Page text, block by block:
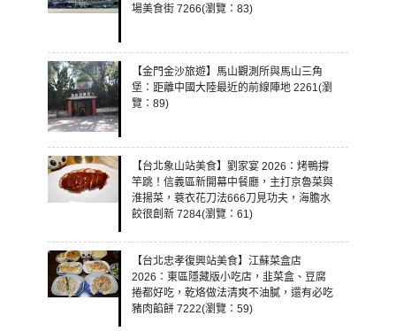
場美食街 7266(瀏覽：83)
【金門金沙旅遊】馬山觀測所與馬山三角
堡：距離中國大陸最近的前線陣地 2261(瀏
覽：89)
【台北象山站美食】劉家宴 2026：烤鴨撐
竿跳！信義區新開幕中餐廳，主打京魯菜與
淮揚菜，蓑衣花刀法666刀見功夫，海膽水
餃很創新 7284(瀏覽：61)
【台北忠孝復興站美食】江蘇菜盒店
2026：東區隱藏版小吃店，韭菜盒、豆腐
捲都好吃，乾烙做法清爽不油膩，還有必吃
豬肉餡餅 7222(瀏覽：59)